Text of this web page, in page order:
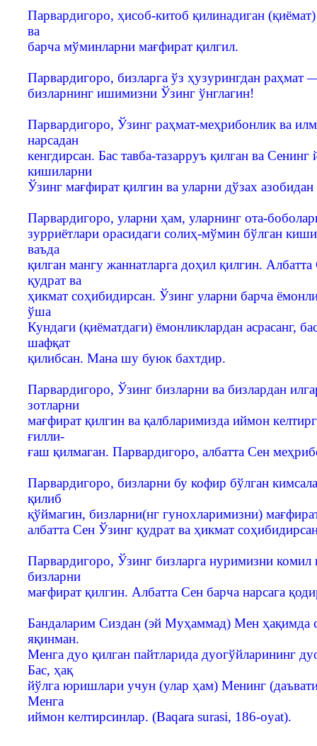
Парвардигоро, ҳисоб-китоб қилинадиган
ва
барча мўминларни мағфират қилгил.
Парвардигоро, бизларга ўз ҳузурингдан раҳмат
бизларнинг ишимизни Ўзинг ўнглагин!
Парвардигоро, Ўзинг раҳмат-меҳрибонлик ва
нарсадан
кенгдирсан. Бас тавба-тазарруъ қилган ва Сенинг
кишиларни
Ўзинг мағфират қилгин ва уларни дўзах азобидан
Парвардигоро, уларни ҳам, уларнинг ота-
зурриётлари орасидаги солиҳ-мўмин бўлган
ваъда
қилган мангу жаннатларга доҳил қилгин.
қудрат ва
ҳикмат соҳибидирсан. Ўзинг уларни барча
ўша
Кундаги (қиёматдаги) ёмонликлардан асрасанг,
шафқат
қилибсан. Мана шу буюк бахтдир.
Парвардигоро, Ўзинг бизларни ва бизлардан
зотларни
мағфират қилгин ва қалбларимизда иймон
ғилли-
ғаш қилмаган. Парвардигоро, албатта Сен
Парвардигоро, бизларни бу кофир бўлган
қилиб
қўймагин, бизларни(нг гунохларимизни)
албатта Сен Ўзинг қудрат ва ҳикмат
Парвардигоро, Ўзинг бизларга нуримизни комил
бизларни
мағфират қилгин. Албатта Сен барча нарсага
Бандаларим Сиздан (эй Муҳаммад) Мен ҳақимда
яқинман.
Менга дуо қилган пайтларида дуогўйларининг
Бас, ҳақ
йўлга юришлари учун (улар ҳам) Менинг
Менга
иймон келтирсинлар. (Baqara surasi, 186-oyat).